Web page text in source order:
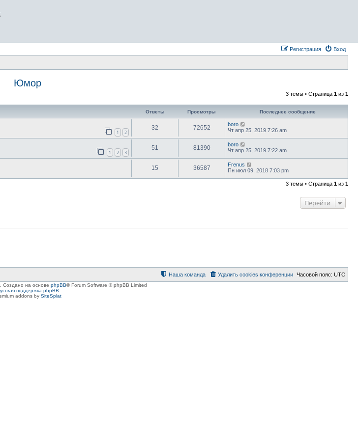
Вход
Регистрация
Юмор
3 темы • Страница 1 из 1
Ответы Просмотры Последнее сообщение
1 2
32 72652
boro
Чт апр 25, 2019 7:26 am
1 2 3
51 81390
boro
Чт апр 25, 2019 7:22 am
15 36587
Frenus
Пн июл 09, 2018 7:03 pm
3 темы • Страница 1 из 1
Перейти
Часовой пояс: UTC
Удалить cookies конференции
Наша команда
, Создано на основе phpBB® Forum Software © phpBB Limited
поддержка phpBB
addons by SiteSplat